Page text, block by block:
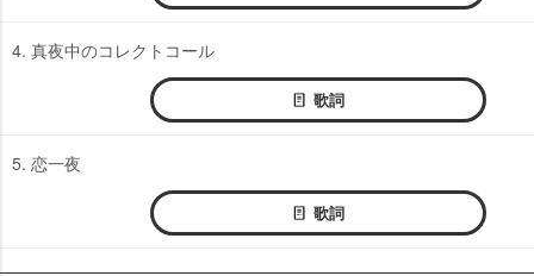
4. 真夜中のコレクトコール
歌詞
5. 恋一夜
歌詞